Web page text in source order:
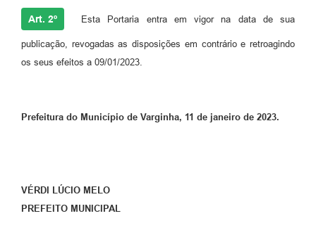
Art. 2º Esta Portaria entra em vigor na data de sua
publicação, revogadas as disposições em contrário e retroagindo
os seus efeitos a 09/01/2023.
Prefeitura do Município de Varginha, 11 de janeiro de 2023.
VÉRDI LÚCIO MELO
PREFEITO MUNICIPAL